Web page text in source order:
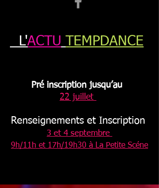
L'ACTU TEMPDANCE
Pré inscription jusqu’au
22 juillet
Renseignements et Inscription
3 et 4 septembre
9h/11h et 17h/19h30 à La Petite Scéne